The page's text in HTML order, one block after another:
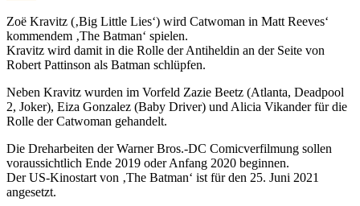
Zoë Kravitz (‚Big Little Lies‘) wird Catwoman in Matt Reeves‘
kommendem ‚The Batman‘ spielen.
Kravitz wird damit in die Rolle der Antiheldin an der Seite von
Robert Pattinson als Batman schlüpfen.
Neben Kravitz wurden im Vorfeld Zazie Beetz (Atlanta, Deadpool
2, Joker), Eiza Gonzalez (Baby Driver) und Alicia Vikander für die
Rolle der Catwoman gehandelt.
Die Dreharbeiten der Warner Bros.-DC Comicverfilmung sollen
voraussichtlich Ende 2019 oder Anfang 2020 beginnen.
Der US-Kinostart von ‚The Batman‘ ist für den 25. Juni 2021
angesetzt.